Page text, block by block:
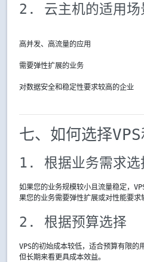
2. 云主机的适用场
高并发、高流量的应用
需要弹性扩展的业务
对数据安全和稳定性要求较高的企业
七、如何选择VPS
1. 根据业务需求选
如果您的业务规模较小且流量稳定，
果您的业务需要弹性扩展或对性能要求
2. 根据预算选择
VPS的初始成本较低，适合预算有限的
但长期来看更具成本效益。